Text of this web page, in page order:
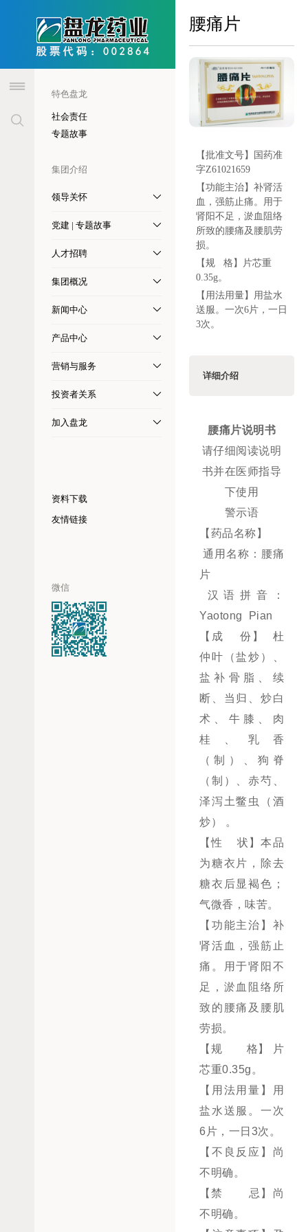
特色盘龙
社会责任
专题故事
集团介绍
领导关怀
党建 | 专题故事
人才招聘
集团概况
新闻中心
产品中心
营销与服务
投资者关系
加入盘龙
资料下载
友情链接
微信
腰痛片
【批准文号】
国药准
字Z61021659
【功能主治】 补肾活
血，强筋止痛。用于
肾阳不足，淤血阻络
所致的腰痛及腰肌劳
损。
【规 格】
片芯重
0.35g。
【用法用量】 用盐水
送服。一次6片，一日
3次。
详细介绍
腰痛片说明书
请仔细阅读说明
书并在医师指导
下使用
警示语
【药品名称】
通用名称：腰痛
片
汉语拼音：
Yaotong Pian
【成 份】 杜
仲叶（盐炒）、
盐补骨脂、续
断、当归、炒白
术、牛膝、肉
桂、乳香
（制）、狗脊
（制）、赤芍、
泽泻土鳖虫（酒
炒） 。
【性 状】本品
为糖衣片，除去
糖衣后显褐色；
气微香，味苦。
【功能主治】补
肾活血，强筋止
痛。用于肾阳不
足，淤血阻络所
致的腰痛及腰肌
劳损。
【规 格】 片
芯重0.35g。
【用法用量】用
盐水送服。一次
6片，一日3次。
【不良反应】尚
不明确。
【禁 忌】尚
不明确。